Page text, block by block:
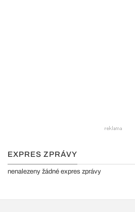
EXPRES ZPRÁVY
nenalezeny žádné expres zprávy